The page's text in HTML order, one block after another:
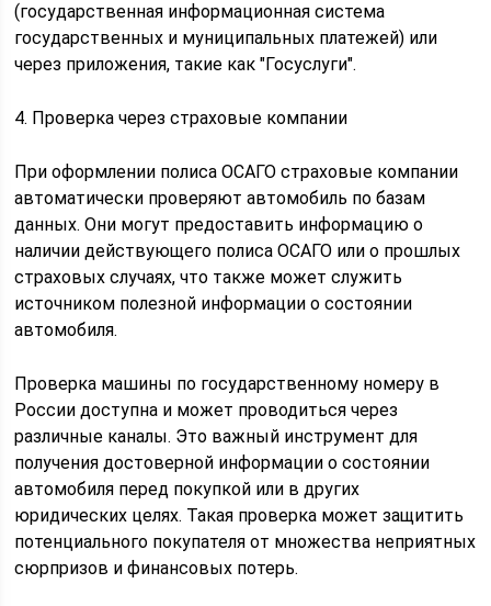
(государственная информационная система
государственных и муниципальных платежей) или
через приложения, такие как "Госуслуги".
4. Проверка через страховые компании
При оформлении полиса ОСАГО страховые компании
автоматически проверяют автомобиль по базам
данных. Они могут предоставить информацию о
наличии действующего полиса ОСАГО или о прошлых
страховых случаях, что также может служить
источником полезной информации о состоянии
автомобиля.
Проверка машины по государственному номеру в
России доступна и может проводиться через
различные каналы. Это важный инструмент для
получения достоверной информации о состоянии
автомобиля перед покупкой или в других
юридических целях. Такая проверка может защитить
потенциального покупателя от множества неприятных
сюрпризов и финансовых потерь.